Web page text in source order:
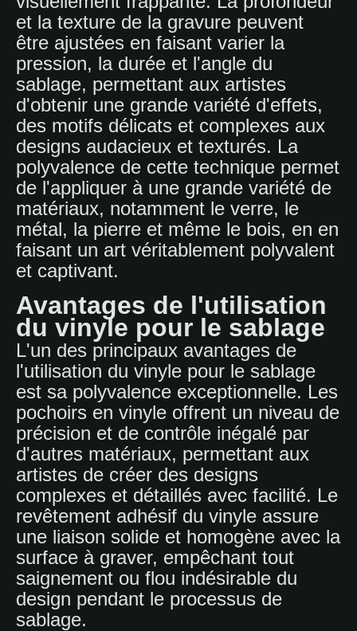
et la texture de la gravure peuvent
être ajustées en faisant varier la
pression, la durée et l'angle du
sablage, permettant aux artistes
d'obtenir une grande variété d'effets,
des motifs délicats et complexes aux
designs audacieux et texturés. La
polyvalence de cette technique permet
de l'appliquer à une grande variété de
matériaux, notamment le verre, le
métal, la pierre et même le bois, en en
faisant un art véritablement polyvalent
et captivant.
Avantages de l'utilisation
du vinyle pour le sablage
L'un des principaux avantages de
l'utilisation du vinyle pour le sablage
est sa polyvalence exceptionnelle. Les
pochoirs en vinyle offrent un niveau de
précision et de contrôle inégalé par
d'autres matériaux, permettant aux
artistes de créer des designs
complexes et détaillés avec facilité. Le
revêtement adhésif du vinyle assure
une liaison solide et homogène avec la
surface à graver, empêchant tout
saignement ou flou indésirable du
design pendant le processus de
sablage.